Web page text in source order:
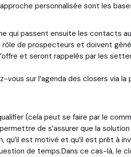
personnalisée sont les
qui passent ensuite les contacts
de prospecteurs et doivent
et seront rappelés par les
sur l’agenda des closers via la
(cela peut se faire par le
de s’assurer que la
est motivé et qu’il est prêt à
de temps.Dans ce cas-là, le